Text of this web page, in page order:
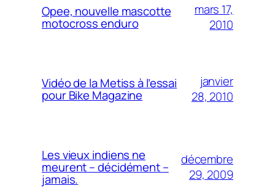
Opee, nouvelle mascotte
motocross enduro
mars 17,
2010
Vidéo de la Metiss à l’essai
pour Bike Magazine
janvier
28, 2010
Les vieux indiens ne
meurent – décidément –
jamais.
décembre
29, 2009